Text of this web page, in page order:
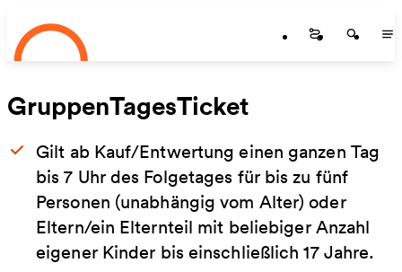
Zum Hauptinhalt springen
Startseite
GruppenTagesTicket
Gilt ab Kauf/Entwertung einen ganzen Tag
bis 7 Uhr des Folgetages für bis zu fünf
Personen (unabhängig vom Alter) oder
Eltern/ein Elternteil mit beliebiger Anzahl
eigener Kinder bis einschließlich 17 Jahre.